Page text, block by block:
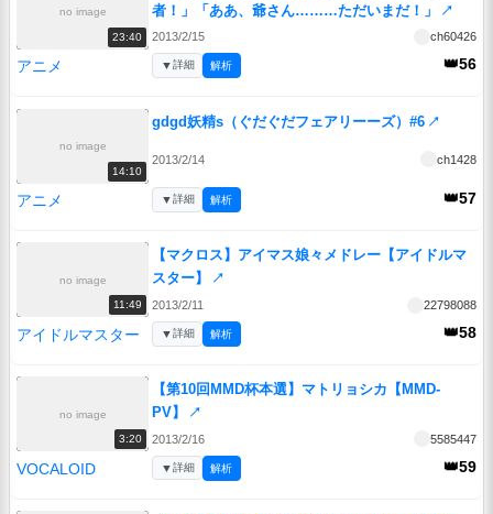
no image
23:40
者！」「ああ、爺さん………ただいまだ！」
↗
2013/2/15 ch60426
アニメ 👑56
▼詳細 解析
no image
14:10
gdgd妖精s（ぐだぐだフェアリーーズ）#6 ↗
2013/2/14 ch1428
アニメ 👑57
▼詳細 解析
no image
11:49
【マクロス】アイマス娘々メドレー【アイドルマ
スター】
↗
2013/2/11 22798088
アイドルマスター 👑58
▼詳細 解析
no image
3:20
【第10回MMD杯本選】マトリョシカ【MMD-
PV】
↗
2013/2/16 5585447
VOCALOID 👑59
▼詳細 解析